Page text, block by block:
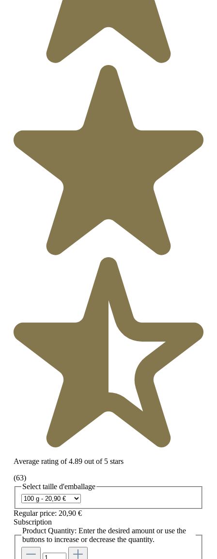
Average rating of 4.89 out of 5 stars
(63)
Select taille d'emballage
Regular price: 20,90 €
Subscription
Product Quantity: Enter the desired amount or use the
buttons to increase or decrease the quantity.